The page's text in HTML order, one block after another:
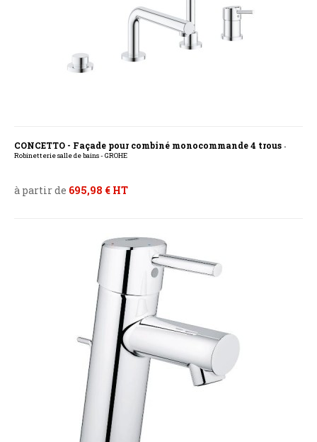
CONCETTO - Façade pour combiné monocommande 4 trous -
Robinetterie salle de bains - GROHE
à partir de 695,98 € HT